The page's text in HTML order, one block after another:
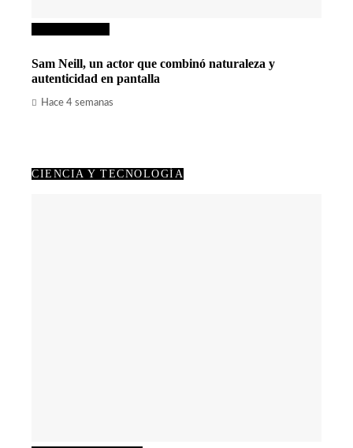
Sam Neill, un actor que combinó naturaleza y
autenticidad en pantalla
Hace 4 semanas
CIENCIA Y TECNOLOGÍA